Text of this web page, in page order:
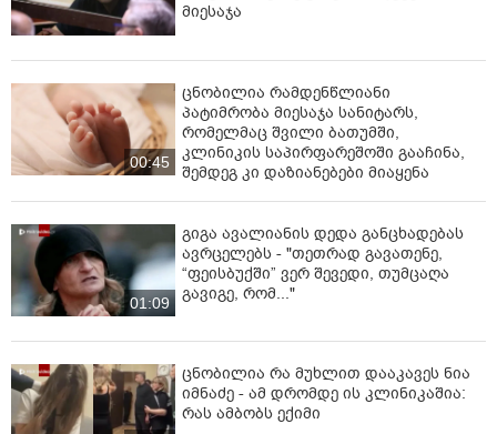
მიესაჯა
00:45
ცნობილია რამდენწლიანი
პატიმრობა მიესაჯა სანიტარს,
რომელმაც შვილი ბათუმში,
კლინიკის საპირფარეშოში გააჩინა,
შემდეგ კი დაზიანებები მიაყენა
01:09
გიგა ავალიანის დედა განცხადებას
ავრცელებს - "თეთრად გავათენე,
“ფეისბუქში” ვერ შევედი, თუმცაღა
გავიგე, რომ..."
ცნობილია რა მუხლით დააკავეს ნია
იმნაძე - ამ დრომდე ის კლინიკაშია:
რას ამბობს ექიმი